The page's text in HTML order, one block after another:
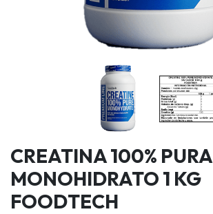
CREATINA 100% PURA
MONOHIDRATO 1 KG
FOODTECH